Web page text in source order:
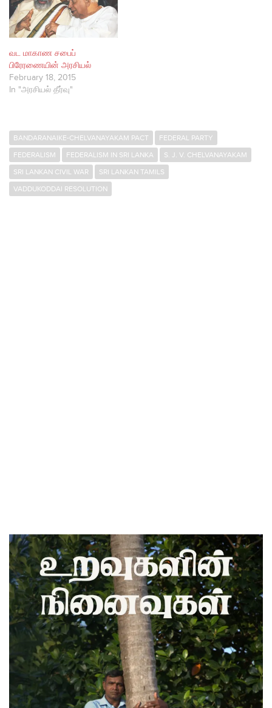
வட மாகாண சபைப்
பிரேரணையின் அரசியல்
February 18, 2015
In "அரசியல் தீர்வு"
BANDARANAIKE-CHELVANAYAKAM PACT
FEDERAL PARTY
FEDERALISM
FEDERALISM IN SRI LANKA
S. J. V. CHELVANAYAKAM
SRI LANKAN CIVIL WAR
SRI LANKAN TAMILS
VADDUKODDAI RESOLUTION